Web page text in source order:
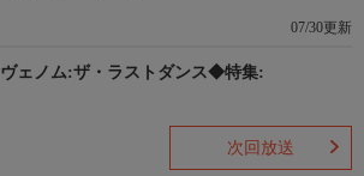
07/30更新
ヴェノム:ザ・ラストダンス◆特集:
次回放送